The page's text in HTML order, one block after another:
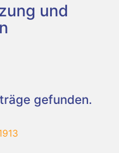
und
gefunden.